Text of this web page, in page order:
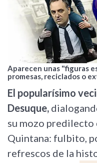
Aparecen unas "figuras
promesas, reciclados o
El popularísimo
Desuque,
su mozo predilecto
Quintana: fulbito,
refrescos de la